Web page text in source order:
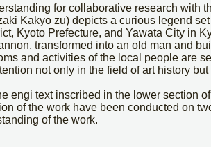
for collaborative research with
Kakyō zu) depicts a curious legend
Kyoto Prefecture, and Yawata City in
transformed into an old man and
and activities of the local people are
not only in the field of art history
engi text inscribed in the lower section
of the work have been conducted on
of the work.